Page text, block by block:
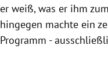
er weiß, was er ihm
hingegen machte ein
Programm -